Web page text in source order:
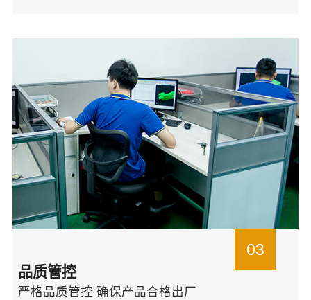
03
品质管控
严格品质管控 确保产品合格出厂